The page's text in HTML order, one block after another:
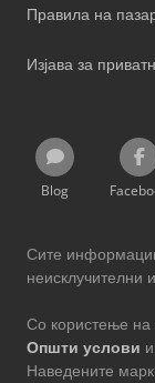
Правила на
Изјава за
Blog
Сите
неисклучителни
Со користење на
Општи услови и
Наведените